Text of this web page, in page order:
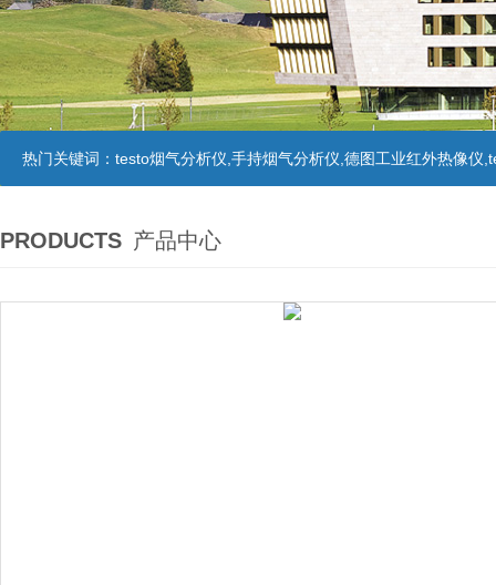
热门关键词： testo烟气分析仪,手持烟气分析仪,德图工业红外热像仪
PRODUCTS 产品中心